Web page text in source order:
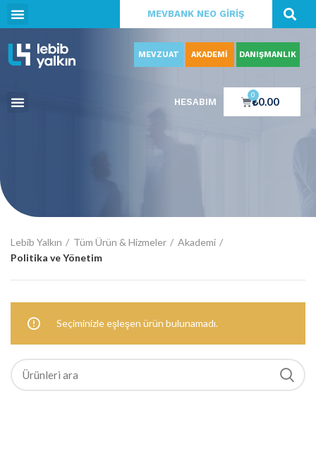
MEVBANK NEO GİRİŞ
MEVZUAT AKADEMİ DANIŞMANLIK
HESABIM ₺0.00
0
Lebib Yalkın Tüm Ürün & Hizmeler
Akademi
Politika ve Yönetim
Seçiminizle eşleşen ürün bulunamadı.